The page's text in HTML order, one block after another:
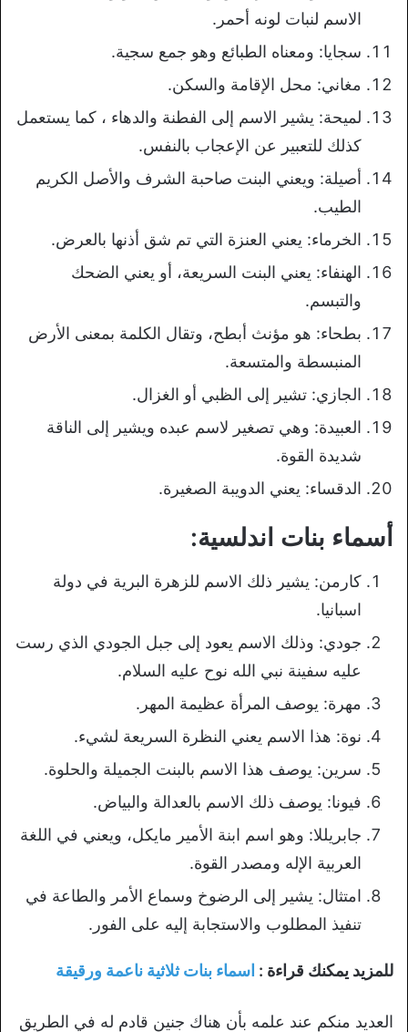
الاسم لنبات لونه أحمر.
سجايا: ومعناه الطبائع وهو جمع سجية.
مغاني: محل الإقامة والسكن.
لمیحة: يشير الاسم إلى الفطنة والدهاء ، كما يستعمل
كذلك للتعبير عن الإعجاب بالنفس.
أصیلة: ويعني البنت صاحبة الشرف والأصل الكريم
الطيب.
الخرماء: يعني العنزة التي تم شق أذنها بالعرض.
الهنفاء: يعني البنت السريعة، أو يعني الضحك
والتبسم.
بطحاء: هو مؤنث أبطح، وتقال الكلمة بمعنى الأرض
المنبسطة والمتسعة.
الجازي: تشير إلى الظبي أو الغزال.
العبيدة: وهي تصغير لاسم عبده ويشير إلى الناقة
شديدة القوة.
الدقساء: يعني الدويبة الصغيرة.
أسماء بنات اندلسية:
كارمن: يشير ذلك الاسم للزهرة البرية في دولة
اسبانيا.
جودي: وذلك الاسم يعود إلى جبل الجودي الذي رست
عليه سفينة نبي الله نوح عليه السلام.
مهرة: يوصف المرأة عظيمة المهر.
نوة: هذا الاسم يعني النظرة السريعة لشيء.
سرين: يوصف هذا الاسم بالبنت الجميلة والحلوة.
فيونا: يوصف ذلك الاسم بالعدالة والبياض.
جابريللا: وهو اسم ابنة الأمير مايكل، ويعني في اللغة
العربية الإله ومصدر القوة.
امتثال: يشير إلى الرضوخ وسماع الأمر والطاعة في
تنفيذ المطلوب والاستجابة إليه على الفور.
للمزيد يمكنك قراءة : اسماء بنات ثلاثية ناعمة ورقيقة
العديد منكم عند علمه بأن هناك جنين قادم له في الطريق